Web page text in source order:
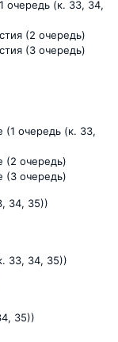
очередь (к. 33, 34,
(2 очередь)
(3 очередь)
очередь (к. 33,
(2 очередь)
(3 очередь)
34, 35))
33, 34, 35))
35))